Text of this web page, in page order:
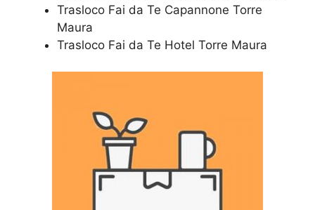
Trasloco Fai da Te Capannone Torre
Maura
Trasloco Fai da Te Hotel Torre Maura